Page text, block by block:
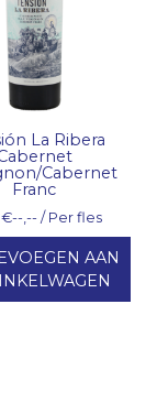
La Ribera
Cabernet
Franc
€--,-- / Per fles
AAN